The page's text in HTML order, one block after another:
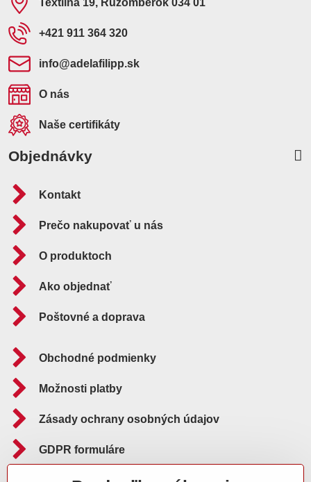
+421 911 364 320
info​@adelafilipp​.sk
O nás
Naše certifikáty
Objednávky
Kontakt
Prečo nakupovať u nás
O produktoch
Ako objednať
Poštovné a doprava
Obchodné podmienky
Možnosti platby
Zásady ochrany osobných údajov
GDPR formuláre